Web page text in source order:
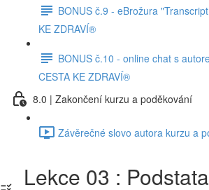
BONUS č.9 - eBrožura
KE ZDRAVÍ®
BONUS č.10 - online chat s
CESTA KE ZDRAVÍ®
8.0 | Zakončení kurzu a poděkování
Závěrečné slovo autora kurzu a
Lekce 03 :